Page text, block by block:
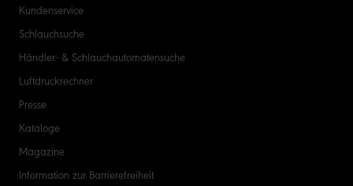
Kundenservice
Schlauchsuche
Händler- & Schlauchautomatensuche
Luftdruckrechner
Presse
Kataloge
Magazine
Information zur Barrierefreiheit